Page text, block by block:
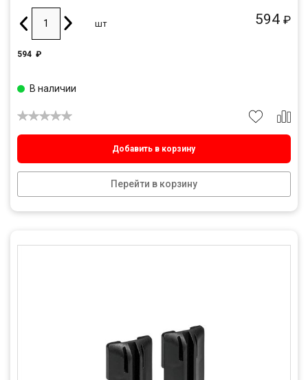
594 ₽
шт
594 ₽
Добавить в корзину
Перейти в корзину
В наличии